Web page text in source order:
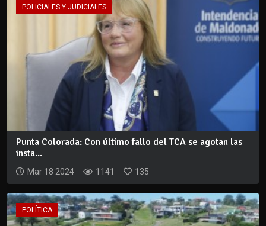
POLICIALES Y JUDICIALES
Punta Colorada: Con último fallo del TCA se agotan las
insta...
Mar 18 2024 1141 135
POLÍTICA